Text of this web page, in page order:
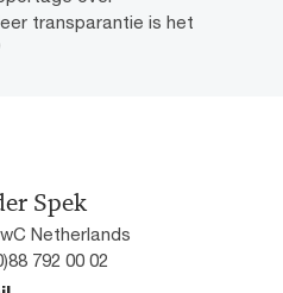
transparantie is het
Spek
Netherlands
792 00 02